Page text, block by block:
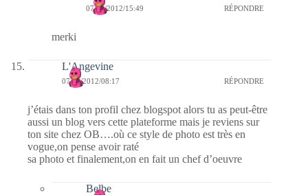
07/09/2012/15:49 RÉPONDRE
merki
L'Angevine
07/09/2012/08:17 RÉPONDRE
j’étais dans ton profil chez blogspot alors tu as peut-être
aussi un blog vers cette plateforme mais je reviens sur
ton site chez OB….où ce style de photo est très en
vogue,on pense avoir raté
sa photo et finalement,on en fait un chef d’oeuvre
Belbe